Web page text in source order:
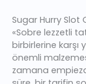
Sugar Hurry Slot
«Sobre lezzetli
birbirlerine karşı
önemli
zamana